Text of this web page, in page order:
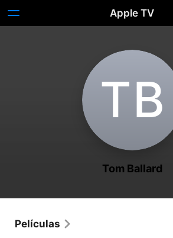
Apple TV
T‌B
Tom Ballard
Películas